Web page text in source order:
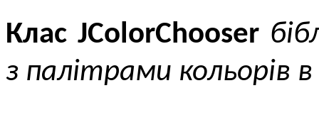
Клас JColorChooser
з палітрами кольорів в